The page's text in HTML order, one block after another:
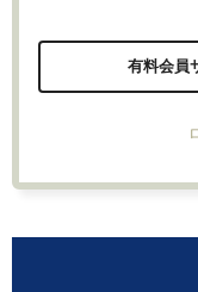
有料会員